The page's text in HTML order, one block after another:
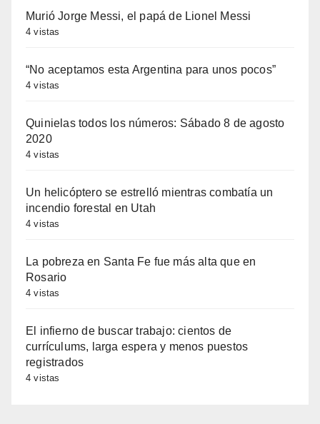
Murió Jorge Messi, el papá de Lionel Messi
4 vistas
“No aceptamos esta Argentina para unos pocos”
4 vistas
Quinielas todos los números: Sábado 8 de agosto
2020
4 vistas
Un helicóptero se estrelló mientras combatía un
incendio forestal en Utah
4 vistas
La pobreza en Santa Fe fue más alta que en
Rosario
4 vistas
El infierno de buscar trabajo: cientos de
currículums, larga espera y menos puestos
registrados
4 vistas